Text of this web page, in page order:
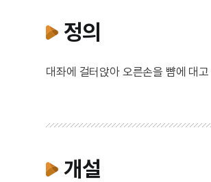
정의
대좌에 걸터앉아 오른손을 뺨에 대
개설